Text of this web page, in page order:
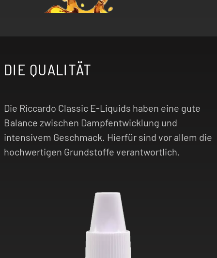
DIE QUALITÄT
Die Riccardo Classic E-Liquids haben eine gute
Balance zwischen Dampfentwicklung und
intensivem Geschmack. Hierfür sind vor allem die
hochwertigen Grundstoffe verantwortlich.